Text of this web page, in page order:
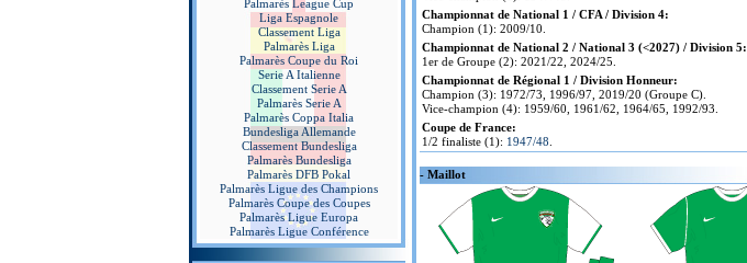
Palmarès League Cup
Liga Espagnole
Classement Liga
Palmarès Liga
Palmarès Coupe du Roi
Serie A Italienne
Classement Serie A
Palmarès Serie A
Palmarès Coppa Italia
Bundesliga Allemande
Classement Bundesliga
Palmarès Bundesliga
Palmarès DFB Pokal
Palmarès Ligue des Champions
Palmarès Coupe des Coupes
Palmarès Ligue Europa
Palmarès Ligue Conférence
Championnat de National 1 / CFA / Division 4:
Champion (1): 2009/10.
Championnat de National 2 / National 3 (<2027) / Division 5:
1er de Groupe (2): 2021/22, 2024/25.
Championnat de Régional 1 / Division Honneur:
Champion (3): 1972/73, 1996/97, 2019/20 (Groupe C).
Vice-champion (4): 1959/60, 1961/62, 1964/65, 1992/93.
Coupe de France:
1/2 finaliste (1): 1947/48
- Maillot